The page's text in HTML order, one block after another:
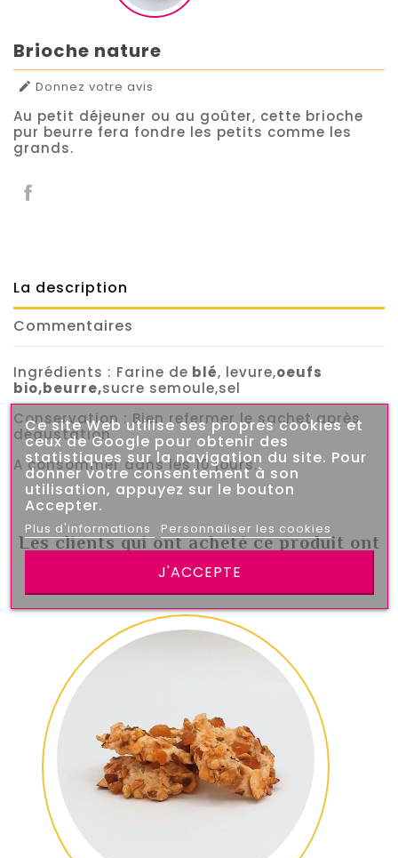
Brioche nature
 Donnez votre avis
Au petit déjeuner ou au goûter, cette brioche
pur beurre fera fondre les petits comme les
grands.
La description
Commentaires
Ingrédients : Farine de blé, levure,oeufs
bio,beurre,sucre semoule,sel
Conservation : Bien refermer le sachet après
dégustation
A consommer dans les 10 jours.
Les clients qui ont acheté ce produit ont
également acheté:
Ce site Web utilise ses propres cookies et
ceux de Google pour obtenir des
statistiques sur la navigation du site. Pour
donner votre consentement à son
utilisation, appuyez sur le bouton
Accepter.
Plus d'informations Personnaliser les cookies
J'ACCEPTE